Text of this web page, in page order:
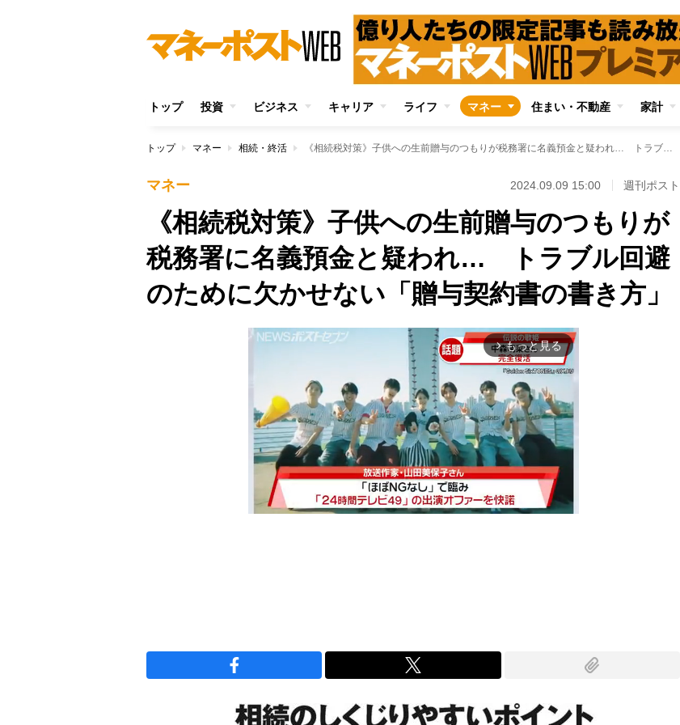
トップ 投資 ビジネス キャリア ライフ マネー 住まい・不動産 家計
トップ マネー 相続・終活 《相続税対策》子供への生前贈与のつもりが税務署に名義預金と疑われ… トラブル回避のために欠かせない「贈与契約書の書き方」
マネー 2024.09.09 15:00 週刊ポスト
《相続税対策》子供への生前贈与のつもりが
税務署に名義預金と疑われ… トラブル回避
のために欠かせない「贈与契約書の書き方」
arrow_forward_ios もっと見る